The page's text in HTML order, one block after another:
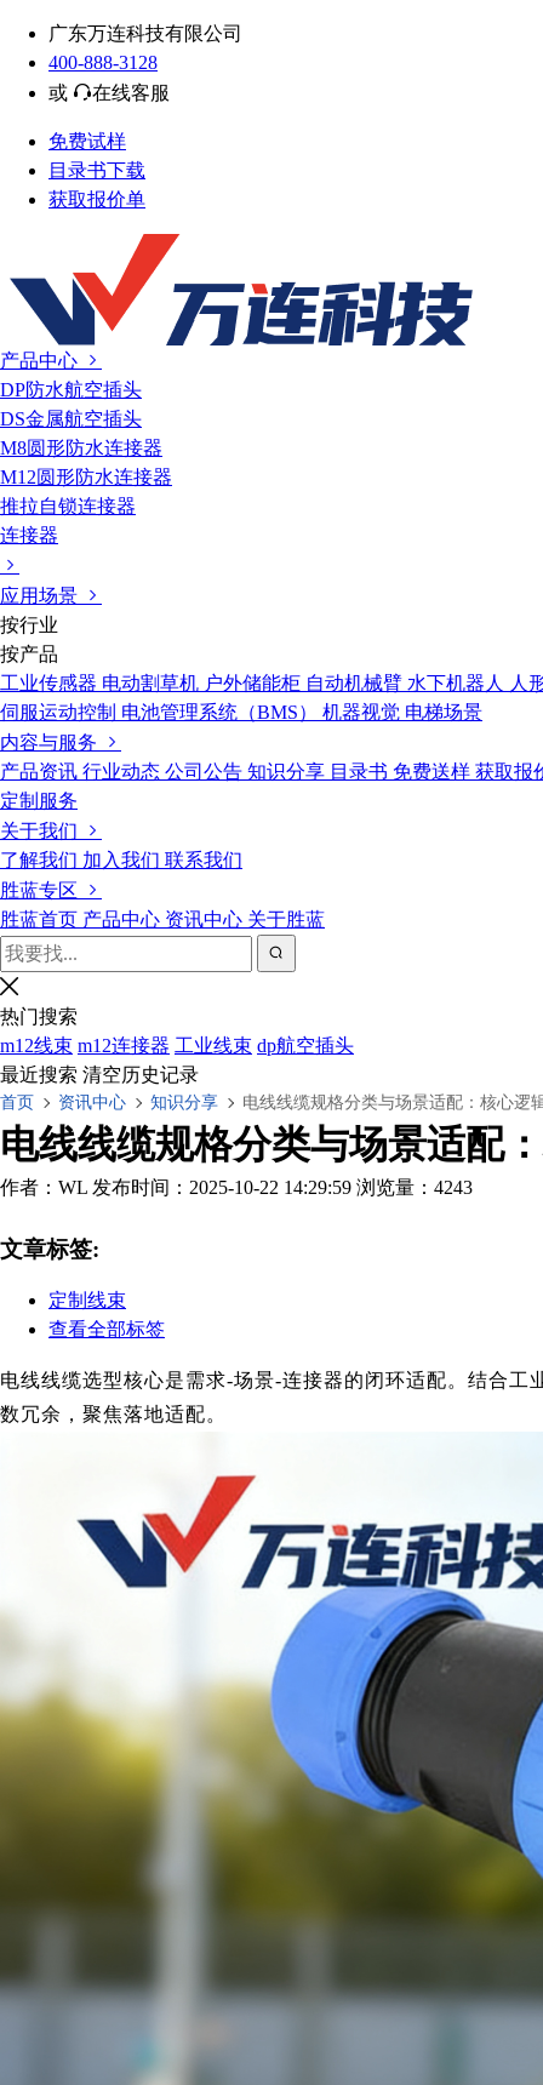
广东万连科技有限公司
400-888-3128
或
在线客服
免费试样
目录书下载
获取报价单
产品中心
DP防水航空插头
DS金属航空插头
M8圆形防水连接器
M12圆形防水连接器
推拉自锁连接器
连接器
应用场景
按行业
按产品
工业传感器 电动割草机 户外储能柜 自动机械臂 水下机器人
人
伺服运动控制 电池管理系统（BMS） 机器视觉 电梯场景
内容与服务
产品资讯 行业动态 公司公告 知识分享 目录书 免费送样 获取报
定制服务
关于我们
了解我们 加入我们 联系我们
胜蓝专区
胜蓝首页 产品中心 资讯中心 关于胜蓝
热门搜索
m12线束 m12连接器 工业线束 dp航空插头
最近搜索 清空历史记录
首页 资讯中心 知识分享 电线线缆规格分类与场景适配：核心逻
电线线缆规格分类与场景适配
作者：WL 发布时间：2025-10-22 14:29:59 浏览量：4243
文章标签:
定制线束
查看全部标签
电线线缆选型核心是需求-场景-连接器的闭环适配。结合
数冗余，聚焦落地适配。